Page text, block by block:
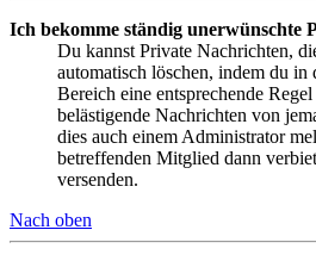
Ich bekomme ständig unerwünschte
Du kannst Private Nachrichten,
automatisch löschen, indem du in
Bereich eine entsprechende
belästigende Nachrichten von
dies auch einem Administrator
betreffenden Mitglied dann
versenden.
Nach oben